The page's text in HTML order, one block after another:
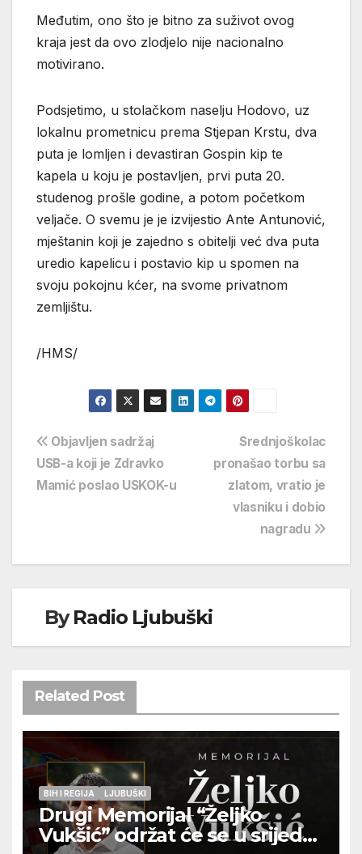
Međutim, ono što je bitno za suživot ovog
kraja jest da ovo zlodjelo nije nacionalno
motivirano.
Podsjetimo, u stolačkom naselju Hodovo, uz
lokalnu prometnicu prema Stjepan Krstu, dva
puta je lomljen i devastiran Gospin kip te
kapela u koju je postavljen, prvi puta 20.
studenog prošle godine, a potom početkom
veljače. O svemu je je izvijestio Ante Antunović,
mještanin koji je zajedno s obitelji već dva puta
uredio kapelicu i postavio kip u spomen na
svoju pokojnu kćer, na svome privatnom
zemljištu.
/HMS/
Navigacija
objava
Srednjoškolac
pronašao torbu sa
zlatom, vratio je
vlasniku i dobio
nagradu
Objavljen sadržaj
USB-a koji je Zdravko
Mamić poslao USKOK-u
ByRadio Ljubuški
Related Post
BIH I REGIJA LJUBUŠKI
Drugi Memorijal “Željko
Vukšić” održat će se u srijedu